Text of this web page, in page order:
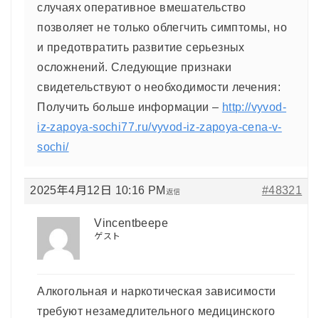
случаях оперативное вмешательство
позволяет не только облегчить симптомы, но
и предотвратить развитие серьезных
осложнений. Следующие признаки
свидетельствуют о необходимости лечения:
Получить больше информации – http://vyvod-
iz-zapoya-sochi77.ru/vyvod-iz-zapoya-cena-v-
sochi/
2025年4月12日 10:16 PM #48321
返信
Vincentbeepe
ゲスト
Алкогольная и наркотическая зависимости
требуют незамедлительного медицинского